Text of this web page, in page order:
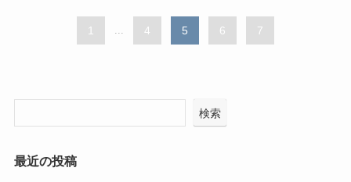
1 4 5 6 7
検索
最近の投稿